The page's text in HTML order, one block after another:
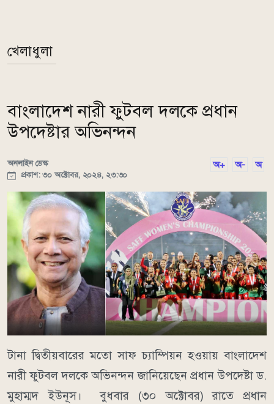
খেলাধুলা
বাংলাদেশ নারী ফুটবল দলকে প্রধান
উপদেষ্টার অভিনন্দন
অনলাইন ডেস্ক
প্রকাশ: ৩০ অক্টোবর, ২০২৪, ২৩:৩০
অ+ অ- অ
টানা দ্বিতীয়বারের মতো সাফ চ্যাম্পিয়ন হওয়ায় বাংলাদেশ
নারী ফুটবল দলকে অভিনন্দন জানিয়েছেন প্রধান উপদেষ্টা ড.
মুহাম্মদ ইউনূস। বুধবার (৩০ অক্টোবর) রাতে প্রধান